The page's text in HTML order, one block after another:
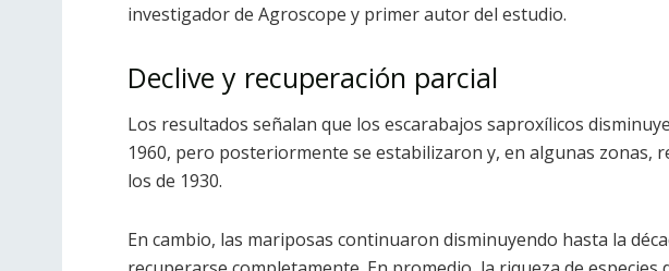
investigador de Agroscope y primer autor del estudio.
Declive y recuperación parcial
Los resultados señalan que los escarabajos saproxílicos
1960, pero posteriormente se estabilizaron y, en algunas zonas,
los de 1930.
En cambio, las mariposas continuaron disminuyendo hasta la